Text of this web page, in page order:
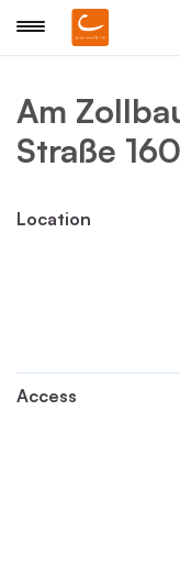
Am
Straße 160
Location
Access